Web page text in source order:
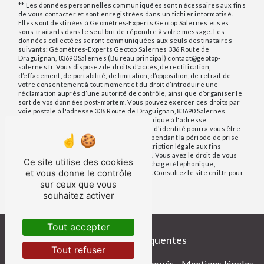
** Les données personnelles communiquées sont nécessaires aux fins
de vous contacter et sont enregistrées dans un fichier informatisé.
Elles sont destinées à Géomètres-Experts Geotop Salernes et ses
sous-traitants dans le seul but de répondre à votre message. Les
données collectées seront communiquées aux seuls destinataires
suivants: Géomètres-Experts Geotop Salernes 336 Route de
Draguignan, 83690 Salernes (Bureau principal) contact@geotop-
salernes.fr. Vous disposez de droits d’accès, de rectification,
d’effacement, de portabilité, de limitation, d’opposition, de retrait de
votre consentement à tout moment et du droit d’introduire une
réclamation auprès d’une autorité de contrôle, ainsi que d’organiser le
sort de vos données post-mortem. Vous pouvez exercer ces droits par
voie postale à l'adresse 336 Route de Draguignan, 83690 Salernes
(Bureau principal) ou par courrier électronique à l'adresse
contact@geotop-salernes.fr. Un justificatif d'identité pourra vous être
demandé. Nous conservons vos données pendant la période de prise
de contact puis pendant la durée de prescription légale aux fins
probatoires et de gestion des contentieux. Vous avez le droit de vous
inscrire sur la liste d'opposition au démarchage téléphonique,
disponible à cette adresse:
Bloctel.gouv.fr
. Consultez le site cnil.fr pour
plus d’informations sur vos droits.
Recherches fréquentes
Ce site utilise des cookies
et vous donne le contrôle
sur ceux que vous
souhaitez activer
Tout accepter
Tout refuser